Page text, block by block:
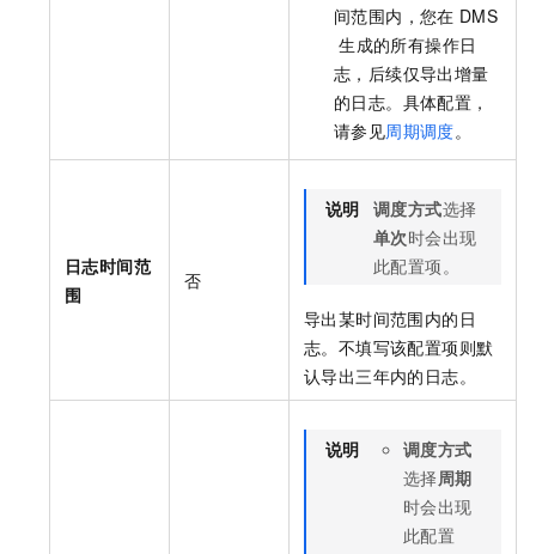
间范围内，您在 DMS
生成的所有操作日
志，后续仅导出增量
的日志。具体配置，
请参见周期调度。
日志时间范
围
否
说明 调度方式选择
单次时会出现
此配置项。
导出某时间范围内的日
志。不填写该配置项则默
认导出三年内的日志。
说明
调度方式
选择 周期
时会出现
此配置